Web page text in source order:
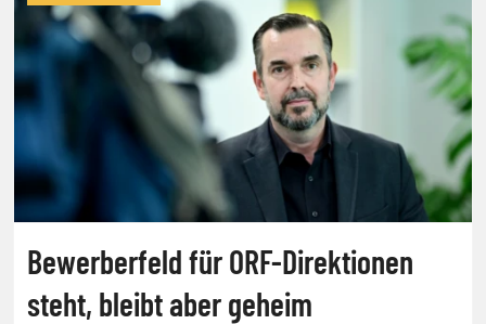
Bewerberfeld für ORF-Direktionen
steht, bleibt aber geheim